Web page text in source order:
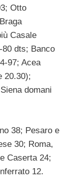
Otto
Casale
80 dts; Banco
97; Acea
20.30);
domani
38; Pesaro e
30; Roma,
Caserta 24;
12.